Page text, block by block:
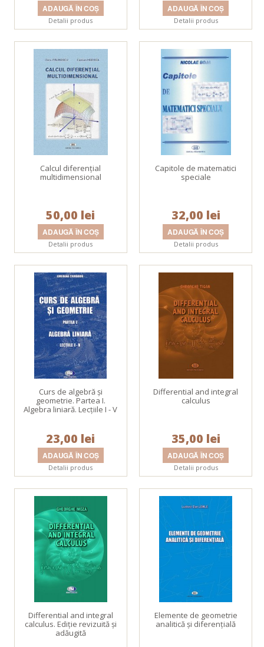
Detalii produs Detalii produs
Calcul diferenţial
multidimensional
50,00 lei
Detalii produs
Capitole de matematici
speciale
32,00 lei
Detalii produs
Curs de algebră şi
geometrie. Partea I.
Algebra liniară. Lecţiile I - V
23,00 lei
Detalii produs
Differential and integral
calculus
35,00 lei
Detalii produs
Differential and integral
calculus. Ediție revizuită și
adăugită
Elemente de geometrie
analitică şi diferenţială